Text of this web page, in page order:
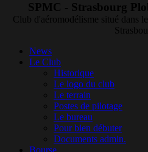
SPMC - Strasbourg
Club d'aéromodélisme situé dans
News
Le Club
Historique
Le logo du club
Le terrain
Postes de pilotage
Le bureau
Pour bien débuter
Documents admin.